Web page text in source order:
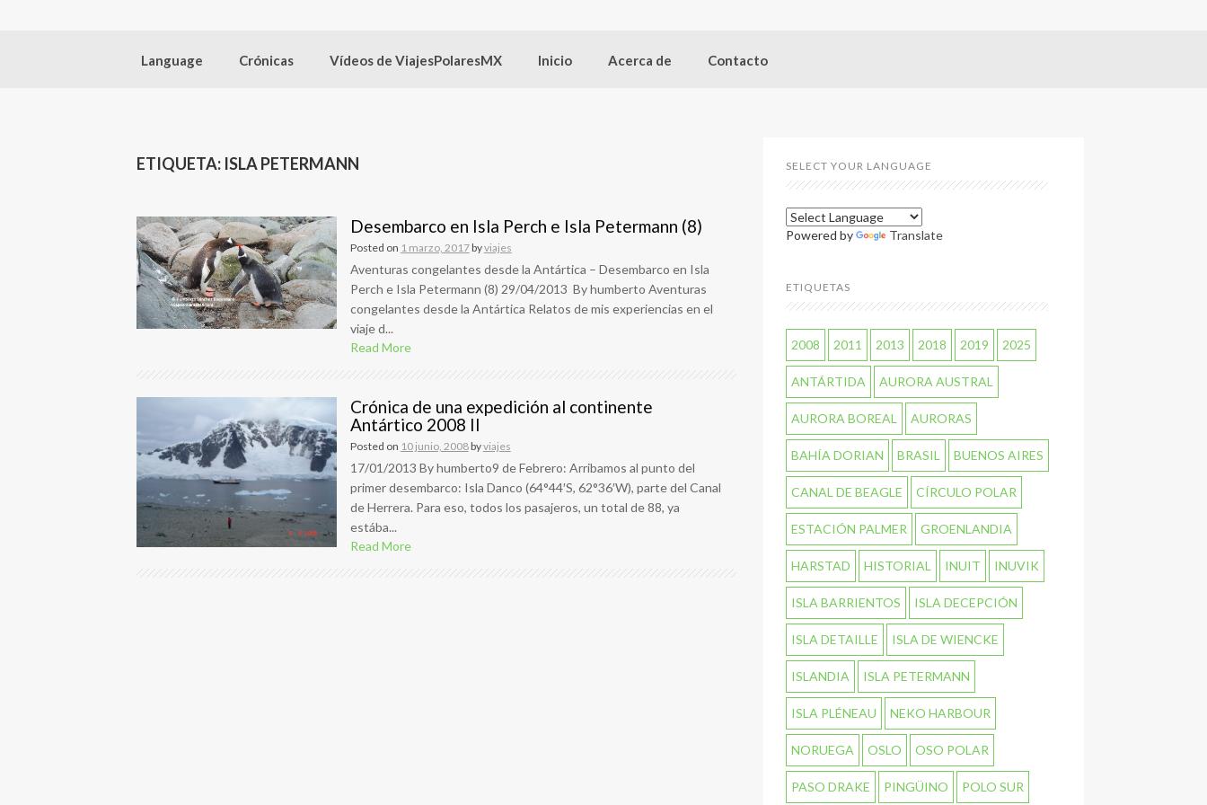
Language Crónicas Vídeos de ViajesPolaresMX Inicio Acerca de Contacto
ETIQUETA: ISLA PETERMANN
Desembarco en Isla Perch e Isla Petermann (8)
Posted on 1 marzo, 2017byviajes
Aventuras congelantes desde la Antártica – Desembarco en Isla
Perch e Isla Petermann (8) 29/04/2013 By humberto Aventuras
congelantes desde la Antártica Relatos de mis experiencias en el
viaje d...
Read More
Crónica de una expedición al continente
Antártico 2008 II
Posted on 10 junio, 2008byviajes
17/01/2013 By humberto9 de Febrero: Arribamos al punto del
primer desembarco: Isla Danco (64°44′S, 62°36′W), parte del Canal
de Herrera. Para eso, todos los pasajeros, un total de 88, ya
estába...
Read More
SELECT YOUR LANGUAGE
Powered by Translate
ETIQUETAS
2008 2011 2013 2018 2019 2025
ANTÁRTIDA AURORA AUSTRAL
AURORA BOREAL AURORAS
BAHÍA DORIAN BRASIL BUENOS AIRES
CANAL DE BEAGLE CÍRCULO POLAR
ESTACIÓN PALMER GROENLANDIA
HARSTAD HISTORIAL INUIT INUVIK
ISLA BARRIENTOS ISLA DECEPCIÓN
ISLA DETAILLE ISLA DE WIENCKE
ISLANDIA ISLA PETERMANN
ISLA PLÉNEAU NEKO HARBOUR
NORUEGA OSLO OSO POLAR
PASO DRAKE PINGÜINO POLO SUR